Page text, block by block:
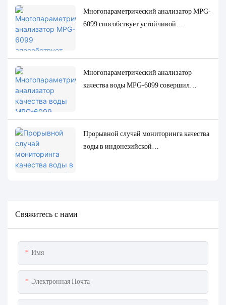
Многопараметрический анализатор MPG-
6099 способствует устойчивой
Многопараметрический анализатор
качества воды MPG-6099 совершил
Прорывной случай мониторинга качества
воды в индонезийской
Свяжитесь с нами
Имя
Электронная Почта